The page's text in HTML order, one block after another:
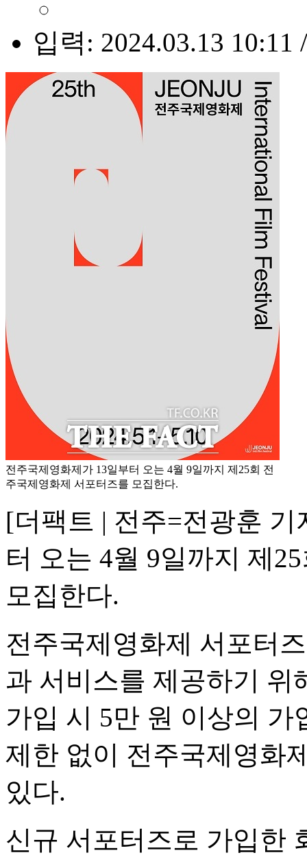
입력: 2024.03.13 10:11
전주국제영화제가 13일부터 오는 4월 9일까지 제25회 전
주국제영화제 서포터즈를 모집한다.
[더팩트 | 전주=전광훈
터 오는 4월 9일까지 제
모집한다.
전주국제영화제 서포터
과 서비스를 제공하기 위
가입 시 5만 원 이상의
제한 없이 전주국제영화
있다.
신규 서포터즈로 가입한